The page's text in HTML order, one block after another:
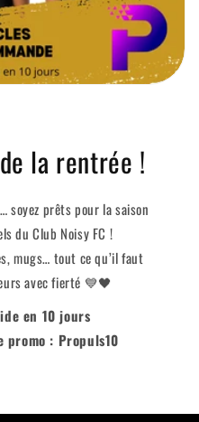
la rentrée !
soyez prêts pour la saison
du Club Noisy FC !
mugs… tout ce qu’il faut
avec fierté 💙🖤
en 10 jours
promo : Propuls10